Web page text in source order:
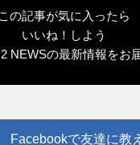
この記事が気に入ったら
いいね！しよう
NEWSの最新情報をお
Facebookで友達に教